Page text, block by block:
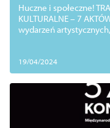
Huczne i społeczne!
KULTURALNE – 7
wydarzeń
19/04/2024